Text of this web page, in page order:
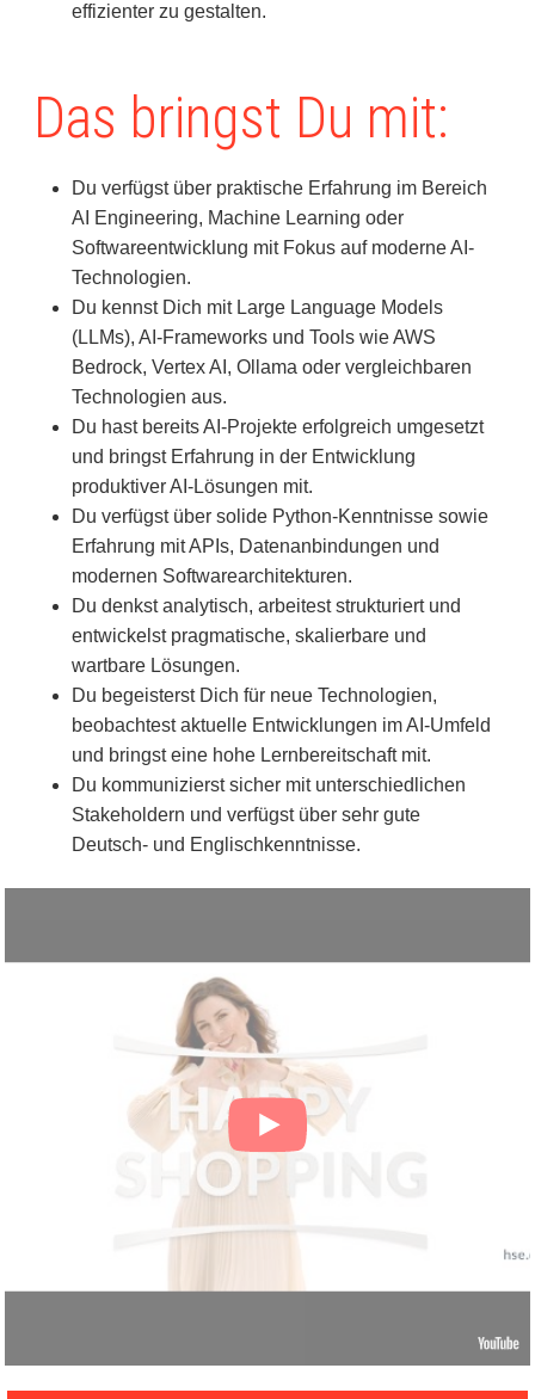
effizienter zu gestalten.
Das bringst Du mit:
Du verfügst über praktische Erfahrung im Bereich
AI Engineering, Machine Learning oder
Softwareentwicklung mit Fokus auf moderne AI-
Technologien.
Du kennst Dich mit Large Language Models
(LLMs), AI-Frameworks und Tools wie AWS
Bedrock, Vertex AI, Ollama oder vergleichbaren
Technologien aus.
Du hast bereits AI-Projekte erfolgreich umgesetzt
und bringst Erfahrung in der Entwicklung
produktiver AI-Lösungen mit.
Du verfügst über solide Python-Kenntnisse sowie
Erfahrung mit APIs, Datenanbindungen und
modernen Softwarearchitekturen.
Du denkst analytisch, arbeitest strukturiert und
entwickelst pragmatische, skalierbare und
wartbare Lösungen.
Du begeisterst Dich für neue Technologien,
beobachtest aktuelle Entwicklungen im AI-Umfeld
und bringst eine hohe Lernbereitschaft mit.
Du kommunizierst sicher mit unterschiedlichen
Stakeholdern und verfügst über sehr gute
Deutsch- und Englischkenntnisse.